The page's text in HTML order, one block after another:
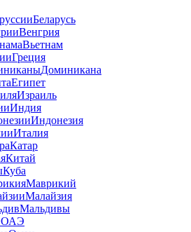
Беларусь
Венгрия
Вьетнам
Греция
Доминикана
Египет
Израиль
Индия
Индонезия
Италия
Катар
Китай
Куба
Маврикий
Малайзия
Мальдивы
ОАЭ